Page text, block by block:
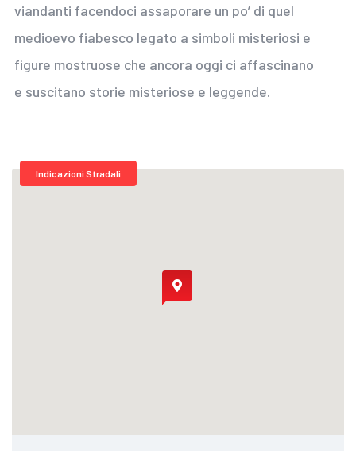
viandanti facendoci assaporare un po’ di quel
medioevo fiabesco legato a simboli misteriosi e
figure mostruose che ancora oggi ci affascinano
e suscitano storie misteriose e leggende.
Indicazioni Stradali